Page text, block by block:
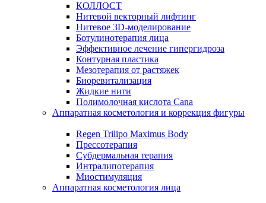
КОЛЛОСТ
Нитевой векторный лифтинг
Нитевое 3D-моделирование
Ботулинотерапия лица
Эффективное лечение гипергидроза
Контурная пластика
Мезотерапия от растяжек
Биоревитализация
Жидкие нити
Полимолочная кислота Cana
Аппаратная косметология и коррекция фигуры
Regen Trilipo Maximus Body
Прессотерапия
Субдермальная терапия
Интралипотерапия
Миостимуляция
Аппаратная косметология лица